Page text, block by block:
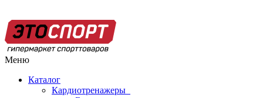
Меню
Каталог
Кардиотренажеры